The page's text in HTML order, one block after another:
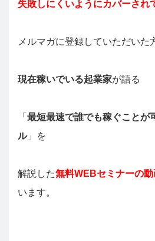
失敗しにくいようにカバーされ
メルマガに登録していただいた
現在稼いでいる起業家が語る
「 最短最速で誰でも稼ぐことが
ル」を
解説した無料WEBセミナーの動
います。